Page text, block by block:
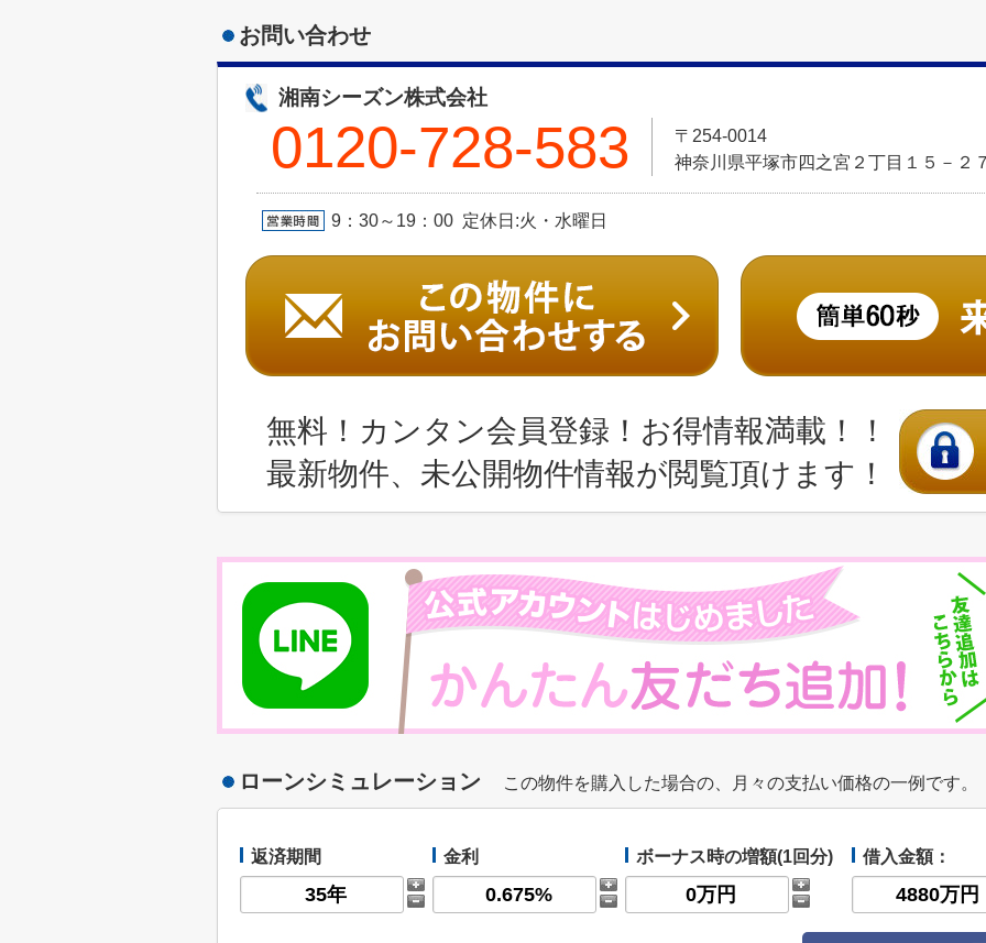
お問い合わせ
湘南シーズン株式会社
0120-728-583
〒254-0014
神奈川県平塚市四之宮２丁目１５－２
9：30～19：00 定休日:火・水曜日
無料！カンタン会員登録！お得情報満載！！
最新物件、未公開物件情報が閲覧頂けます！
ローンシミュレーション この物件を購入した場合の、月々の支払い価格の一例です。
返済期間 金利 ボーナス時の増額(1回分) 借入金額：